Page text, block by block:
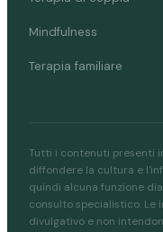
Mindfulness
Terapia familiare
Tutti i contenuti presenti
diffondere la cultura e
quindi alcuna funzione
consulto specialistico. Le
divulgativo e non